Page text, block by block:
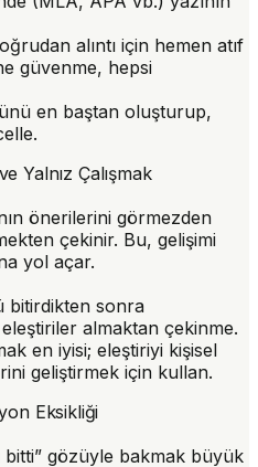
alıntı için hemen atıf
güvenme, hepsi
en baştan oluşturup,
Yalnız Çalışmak
önerilerini görmezden
çekinir. Bu, gelişimi
yol açar.
bitirdikten sonra
eleştiriler almaktan çekinme.
en iyisi; eleştiriyi kişisel
geliştirmek için kullan.
Eksikliği
bitti” gözüyle bakmak büyük